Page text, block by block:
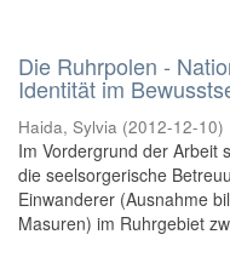
Die Ruhrpolen -
Identität im
Haida, Sylvia (2012-12-10)
Im Vordergrund der Arbeit
die seelsorgerische
Einwanderer (Ausnahme
Masuren) im Ruhrgebiet